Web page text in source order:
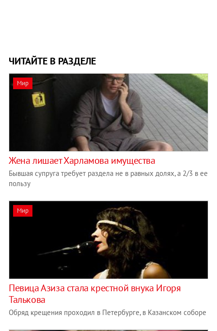
ЧИТАЙТЕ В РАЗДЕЛЕ
Мир
Жена лишает Харламова имущества
Бывшая супруга требует раздела не в равных долях, а 2/3 в ее
пользу
Мир
Певица Азиза стала крестной внука Игоря
Талькова
Обряд крещения проходил в Петербурге, в Казанском соборе